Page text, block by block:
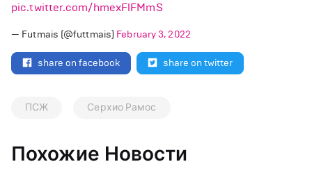
pic.twitter.com/hmexFlFMmS
— Futmais (@futtmais) February 3, 2022
share on facebook share on twitter
ПСЖ Серхио Рамос
Похожие Новости